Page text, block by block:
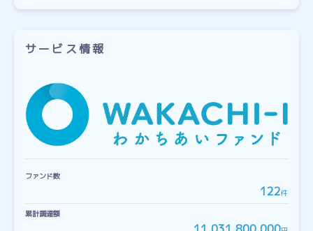
サービス情報
ファンド数
122件
累計調達額